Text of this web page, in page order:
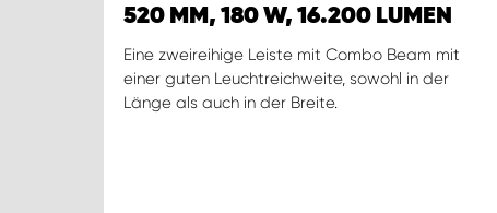
520 MM, 180 W, 16.200 LUMEN
Eine zweireihige Leiste mit Combo Beam mit
einer guten Leuchtreichweite, sowohl in der
Länge als auch in der Breite.